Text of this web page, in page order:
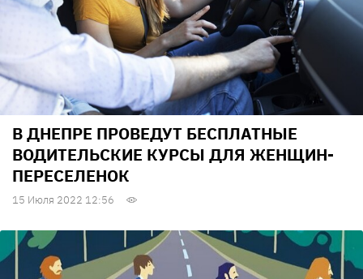
В ДНЕПРЕ ПРОВЕДУТ БЕСПЛАТНЫЕ
ВОДИТЕЛЬСКИЕ КУРСЫ ДЛЯ ЖЕНЩИН-
ПЕРЕСЕЛЕНОК
15 Июля 2022 12:56